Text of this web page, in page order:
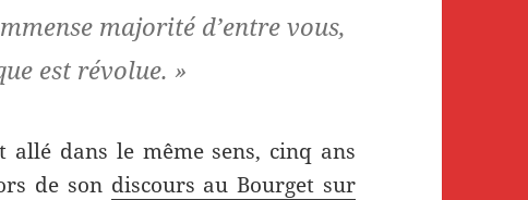
majorité d’entre vous,
est révolue. »
allé dans le même sens, cinq ans
de son discours au Bourget sur